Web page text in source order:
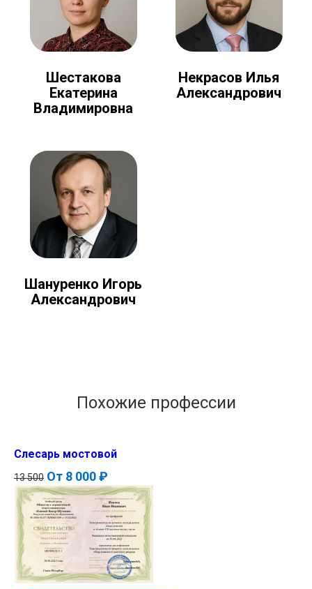
Шестакова
Екатерина
Владимировна
Некрасов Илья
Александрович
Шануренко Игорь
Александрович
Похожие профессии
Слесарь мостовой
13 500 От 8 000 ₽